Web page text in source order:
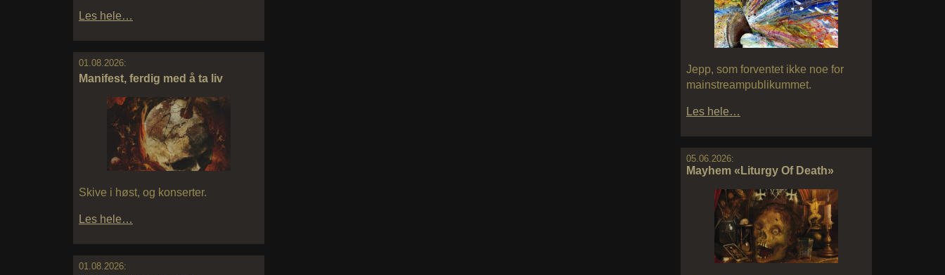
Les hele…
01.08.2026:
Manifest, ferdig med å ta liv
Skive i høst, og konserter.
Les hele…
01.08.2026:
Jepp, som forventet ikke noe for
mainstreampublikummet.
Les hele…
05.06.2026:
Mayhem «Liturgy Of Death»